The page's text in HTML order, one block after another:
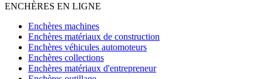
ENCHÈRES EN LIGNE
Enchères machines
Enchères matériaux de construction
Enchères véhicules automoteurs
Enchères collections
Enchères matériaux d'entrepreneur